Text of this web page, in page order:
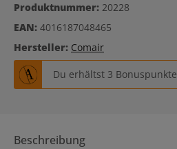
Produktnummer: 20228
EAN: 4016187048465
Hersteller: Comair
Du erhältst 3
Beschreibung